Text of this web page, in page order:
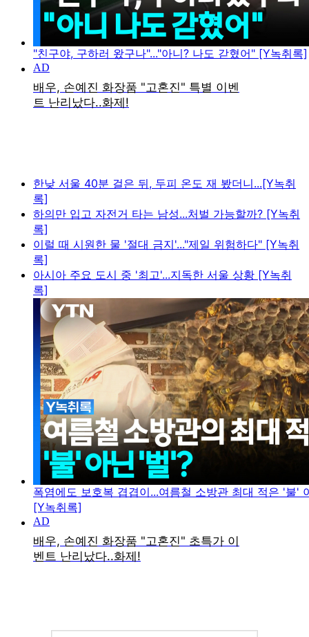
"친구야, 구하러 왔구나"..."아니? 나도 갇혔어" [Y녹취록]
한낮 서울 40분 걸은 뒤, 두피 온도 재 봤더니...[Y녹취
록]
하의만 입고 자전거 타는 남성...처벌 가능할까? [Y녹취
록]
이럴 때 시원한 물 '절대 금지'..."제일 위험하다" [Y녹취
록]
아시아 주요 도시 중 '최고'...지독한 서울 상황 [Y녹취
록]
폭염에도 보호복 겹겹이...여름철 소방관 최대 적은 '불'
[Y녹취록]